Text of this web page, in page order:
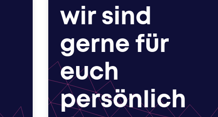
wir sind
gerne für
euch
persönlich